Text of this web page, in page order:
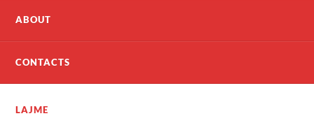
ABOUT
CONTACTS
LAJME